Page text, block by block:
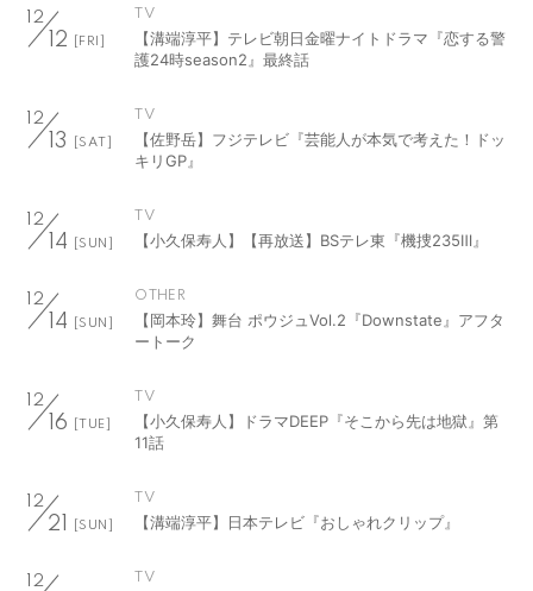
12
12 [FRI]
TV
【溝端淳平】テレビ朝日金曜ナイトドラマ『恋する警
護24時season2』最終話
12
13 [SAT]
TV
【佐野岳】フジテレビ『芸能人が本気で考えた！ドッ
キリGP』
12
14 [SUN]
TV
【小久保寿人】【再放送】BSテレ東『機捜235Ⅲ』
12
14 [SUN]
OTHER
【岡本玲】舞台 ポウジュVol.2『Downstate』アフタ
ートーク
12
16 [TUE]
TV
【小久保寿人】ドラマDEEP『そこから先は地獄』第
11話
12
21 [SUN]
TV
【溝端淳平】日本テレビ『おしゃれクリップ』
12 TV